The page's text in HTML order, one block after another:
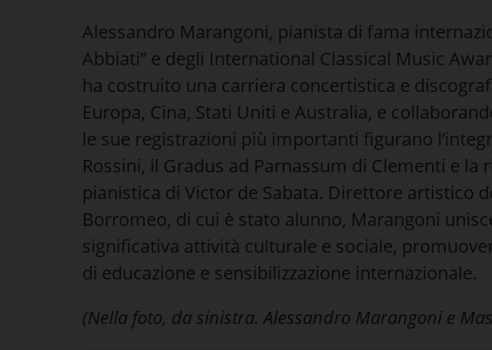
Alessandro Marangoni, pianista di fama
Abbiati” e degli International Classical Music
ha costruito una carriera concertistica e
Europa, Cina, Stati Uniti e Australia, e
le sue registrazioni più importanti figurano
Rossini, il Gradus ad Parnassum di Clementi e
pianistica di Victor de Sabata. Direttore artistico
Borromeo, di cui è stato alunno, Marangoni
significativa attività culturale e sociale,
di educazione e sensibilizzazione internazionale.
(Nella foto, da sinistra. Alessandro Marangoni e